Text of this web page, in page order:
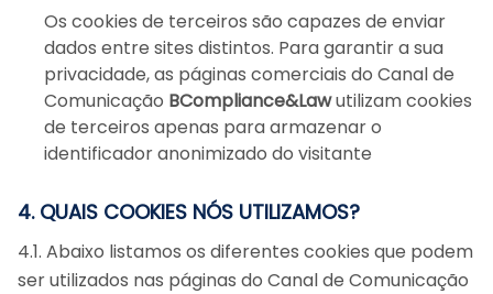
Os cookies de terceiros são capazes de enviar
dados entre sites distintos. Para garantir a sua
privacidade, as páginas comerciais do Canal de
Comunicação BCompliance&Lawutilizam cookies
de terceiros apenas para armazenar o
identificador anonimizado do visitante
4. QUAIS COOKIES NÓS UTILIZAMOS?
4.1. Abaixo listamos os diferentes cookies que podem
ser utilizados nas páginas do Canal de Comunicação